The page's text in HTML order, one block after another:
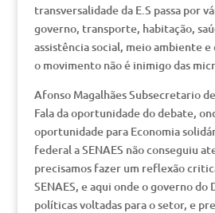
transversalidade da E.S passa por
governo, transporte, habitação,
assistência social, meio ambiente
o movimento não é inimigo das
Afonso Magalhães Subsecretario
Fala da oportunidade do debate,
oportunidade para Economia
federal a SENAES não conseguiu
precisamos fazer um reflexão
SENAES, e aqui onde o governo do
políticas voltadas para o setor, e